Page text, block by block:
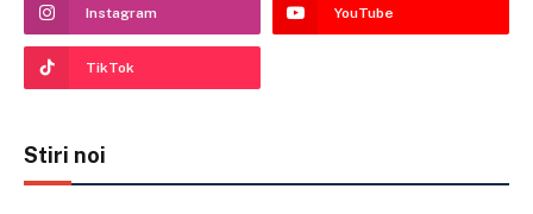
Instagram YouTube
TikTok
Stiri noi